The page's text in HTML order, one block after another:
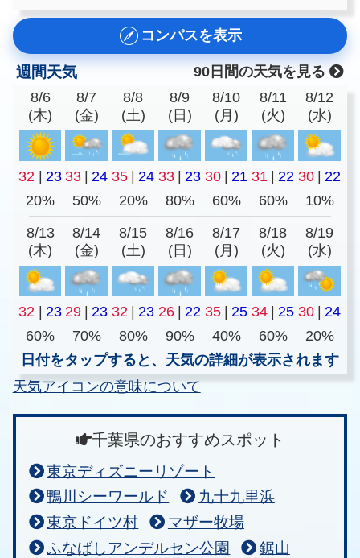
コンパスを表示
週間天気
90日間の天気を見る
8/6
(木)
8/7
(金)
8/8
(土)
8/9
(日)
8/10
(月)
8/11
(火)
8/12
(水)
32 | 23 33 | 24 35 | 24 33 | 23 30 | 21 31 | 22 30 | 22
20%
50% 20% 80% 60% 60% 10%
8/13
(木)
8/14
(金)
8/15
(土)
8/16
(日)
8/17
(月)
8/18
(火)
8/19
(水)
32 | 23 29 | 23 32 | 23 26 | 22 35 | 25 34 | 25 30 | 24
60%
70% 80% 90% 40% 60%
20%
日付をタップすると、天気の詳細が表示されます
天気アイコンの意味について
千葉県のおすすめスポット
東京ディズニーリゾート
鴨川シーワールド
九十九里浜
東京ドイツ村
マザー牧場
ふなばしアンデルセン公園
鋸山